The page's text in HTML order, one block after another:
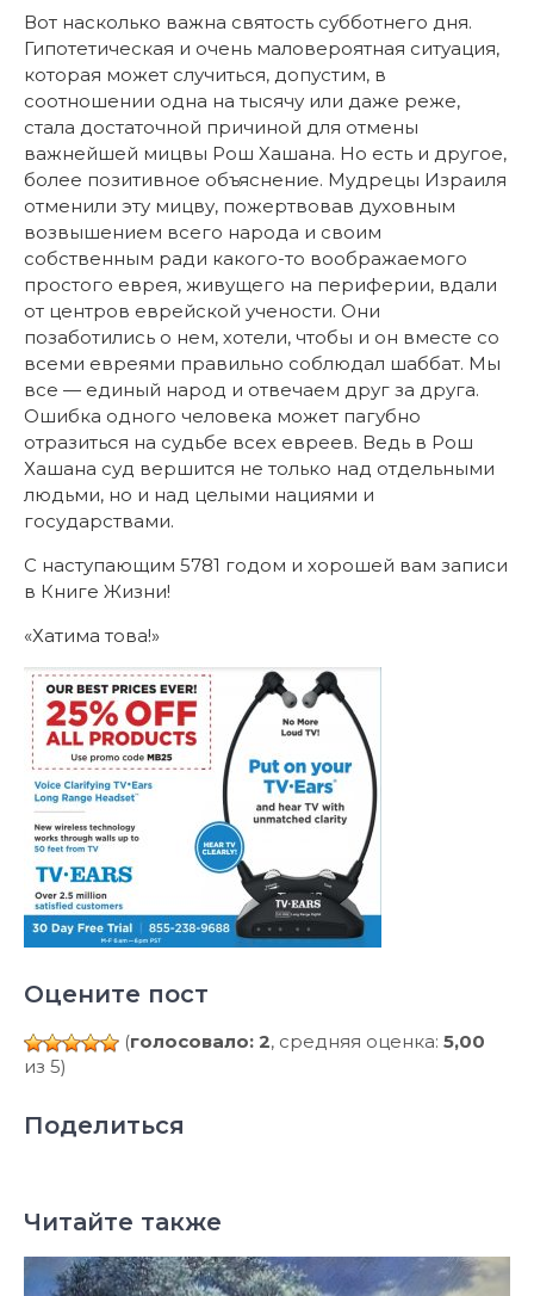
Вот насколько важна святость субботнего дня.
Гипотетическая и очень маловероятная ситуация,
которая может случиться, допустим, в
соотношении одна на тысячу или даже реже,
стала достаточной причиной для отмены
важнейшей мицвы Рош Хашана. Но есть и другое,
более позитивное объяснение. Мудрецы Израиля
отменили эту мицву, пожертвовав духовным
возвышением всего народа и своим
собственным ради какого-то воображаемого
простого еврея, живущего на периферии, вдали
от центров еврейской учености. Они
позаботились о нем, хотели, чтобы и он вместе со
всеми евреями правильно соблюдал шаббат. Мы
все — единый народ и отвечаем друг за друга.
Ошибка одного человека может пагубно
отразиться на судьбе всех евреев. Ведь в Рош
Хашана суд вершится не только над отдельными
людьми, но и над целыми нациями и
государствами.
С наступающим 5781 годом и хорошей вам записи
в Книге Жизни!
«Хатима това!»
Оцените пост
(голосовало: 2, средняя оценка: 5,00
из 5)
Поделиться
Читайте также